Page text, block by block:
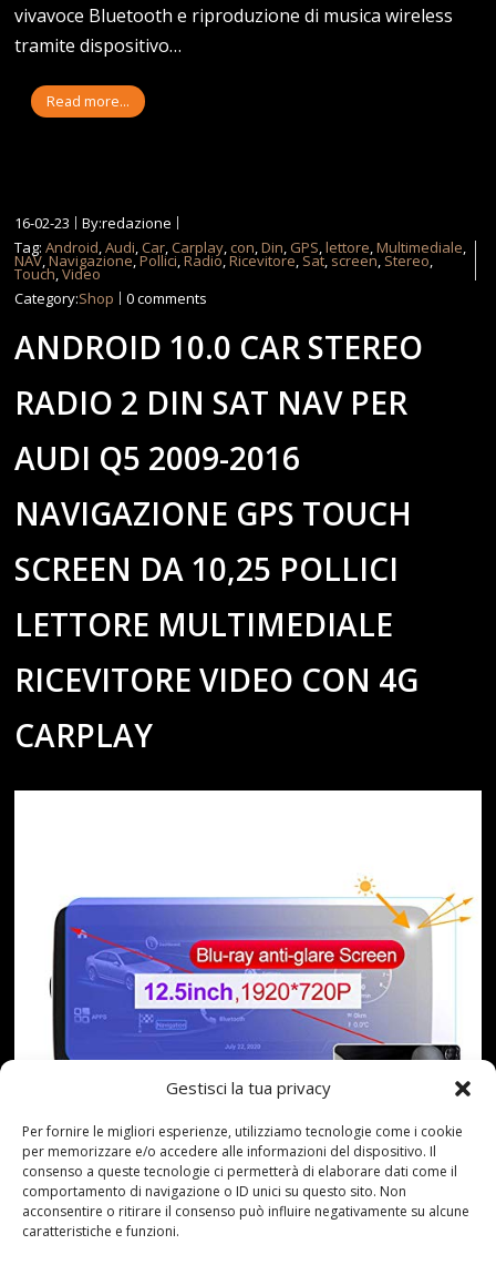
Gestisci la tua privacy
Per fornire le migliori esperienze, utilizziamo tecnologie come i cookie
per memorizzare e/o accedere alle informazioni del dispositivo. Il
consenso a queste tecnologie ci permetterà di elaborare dati come il
comportamento di navigazione o ID unici su questo sito. Non
acconsentire o ritirare il consenso può influire negativamente su alcune
caratteristiche e funzioni.
vivavoce Bluetooth e riproduzione di musica wireless
tramite dispositivo…
Read more...
16-02-23
By:redazione
Tag:Android,Audi, Car, Carplay, con,Din, GPS,lettore,Multimediale,
NAV,Navigazione,Pollici,Radio,Ricevitore, Sat, screen, Stereo,
Touch,Video
Category:Shop 0 comments
ANDROID 10.0 CAR STEREO
RADIO 2 DIN SAT NAV PER
AUDI Q5 2009-2016
NAVIGAZIONE GPS TOUCH
SCREEN DA 10,25 POLLICI
LETTORE MULTIMEDIALE
RICEVITORE VIDEO CON 4G
CARPLAY